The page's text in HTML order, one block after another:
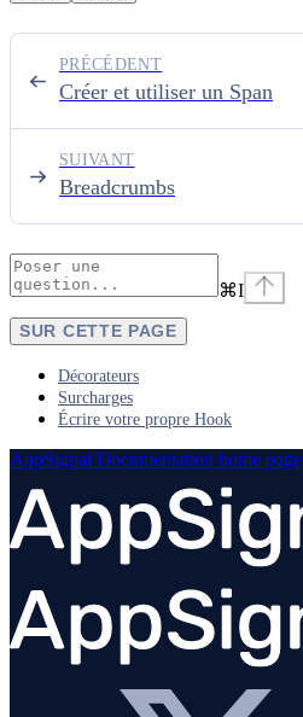
Créer et utiliser un Span
PRÉCÉDENT
Breadcrumbs
SUIVANT
⌘I
SUR CETTE PAGE
Décorateurs
Surcharges
Écrire votre propre Hook
AppSignal Documentation home page